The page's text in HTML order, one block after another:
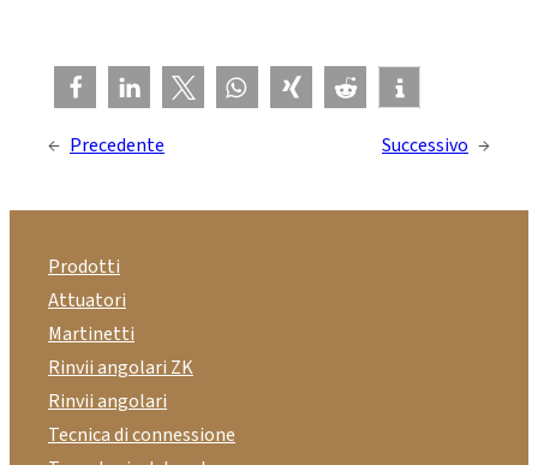
← Precedente Successivo →
Prodotti
Attuatori
Martinetti
Rinvii angolari ZK
Rinvii angolari
Tecnica di connessione